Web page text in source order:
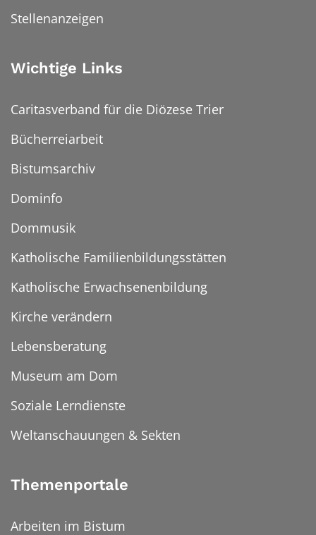
Stellenanzeigen
Wichtige Links
Caritasverband für die Diözese Trier
Bücherreiarbeit
Bistumsarchiv
Dominfo
Dommusik
Katholische Familienbildungsstätten
Katholische Erwachsenenbildung
Kirche verändern
Lebensberatung
Museum am Dom
Soziale Lerndienste
Weltanschauungen & Sekten
Themenportale
Arbeiten im Bistum